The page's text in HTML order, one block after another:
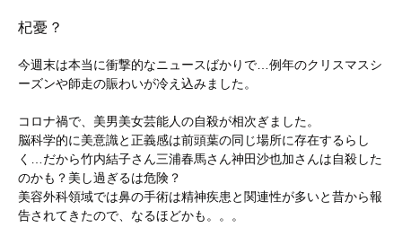
杞憂？
今週末は本当に衝撃的なニュースばかりで…例年のクリスマスシ
ーズンや師走の賑わいが冷え込みました。
コロナ禍で、美男美女芸能人の自殺が相次ぎました。
脳科学的に美意識と正義感は前頭葉の同じ場所に存在するらし
く…だから竹内結子さん三浦春馬さん神田沙也加さんは自殺した
のかも？美し過ぎるは危険？
美容外科領域では鼻の手術は精神疾患と関連性が多いと昔から報
告されてきたので、なるほどかも。。。